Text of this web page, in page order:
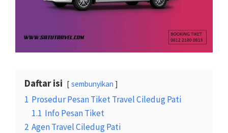
Daftar isi sembunyikan
1 Prosedur Pesan Tiket Travel Ciledug Pati
1.1 Info Pesan Tiket
2 Agen Travel Ciledug Pati